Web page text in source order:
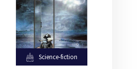
Science-fiction